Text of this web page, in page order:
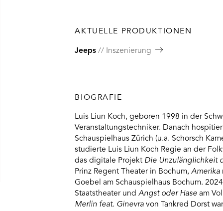
AKTUELLE PRODUKTIONEN
Jeeps Inszenierung
BIOGRAFIE
Luis Liun Koch, geboren 1998 in der
Veranstaltungstechniker. Danach
Schauspielhaus Zürich (u.a. Schorsch
studierte Luis Liun Koch Regie an der
das digitale Projekt Die Unzulänglichkeit
Prinz Regent Theater in Bochum,Amerika
Goebel am Schauspielhaus Bochum.
Staatstheater undAngst oder Hase am
Merlin feat. Ginevra von Tankred Dorst